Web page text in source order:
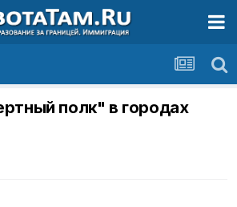
полк" в городах